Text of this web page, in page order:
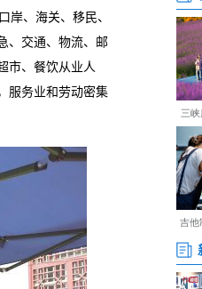
岸、海关、移民、
、交通、物流、邮
市、餐饮从业人
服务业和劳动密集